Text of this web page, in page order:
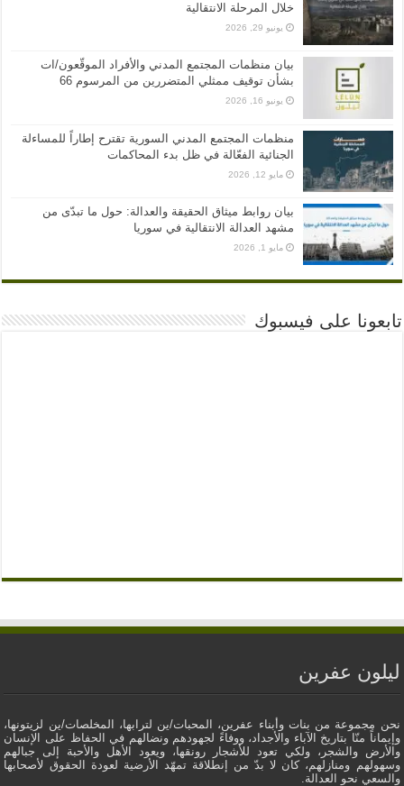
خلال المرحلة الانتقالية
يونيو 29, 2026
بيان منظمات المجتمع المدني والأفراد الموقّعون/ات
بشأن توقيف ممثلي المتضررين من المرسوم 66
يونيو 16, 2026
منظمات المجتمع المدني السورية تقترح إطاراً للمساءلة
الجنائية الفعّالة في ظل بدء المحاكمات
مايو 12, 2026
بيان روابط ميثاق الحقيقة والعدالة: حول ما تبدّى من
مشهد العدالة الانتقالية في سوريا
مايو 1, 2026
تابعونا على فيسبوك
ليلون عفرين
نحن مجموعة من بنات وأبناء عفرين، المحبات/ين لترابها، المخلصات/ين لزيتونها،
وإيماناً منّا بتاريخ الآباء والأجداد، ووفاءً لجهودهم ونضالهم في الحفاظ على الإنسان
والأرض والشجر، ولكي تعود للأشجار رونقها، ويعود الأهل والأحبة إلى جبالهم
وسهولهم ومنازلهم، كان لا بدّ من إنطلاقة تمهّد الأرضية لعودة الحقوق لأصحابها
والسعي نحو العدالة.